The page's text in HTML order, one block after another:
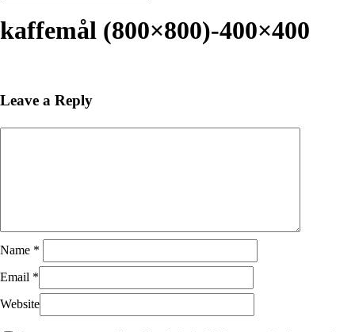
Search
kaffemål (800×800)-400×400
Leave a Reply
Name *
Email *
Website